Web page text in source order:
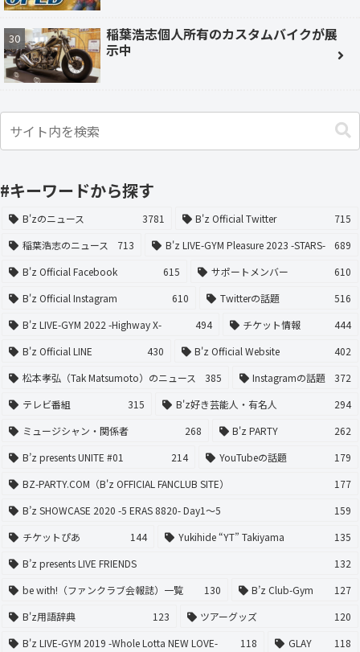
稲葉浩志個人所有のカスタムバイクが展
示中
#キーワードから探す
B'zのニュース 3781 B'z Official Twitter
715
稲葉浩志のニュース
713 B'z LIVE-GYM Pleasure 2023 -STARS-
689
B'z Official Facebook
615 サポートメンバー
610
B'z Official Instagram
610 Twitterの話題
516
B'z LIVE-GYM 2022 -Highway X-
494 チケット情報
444
B'z Official LINE
430 B'z Official Website
402
松本孝弘（Tak Matsumoto）のニュース
385 Instagramの話題
372
テレビ番組
315 B'z好き芸能人・有名人
294
ミュージシャン・関係者
268 B'z PARTY
262
B’z presents UNITE #01
214 YouTubeの話題
179
BZ-PARTY.COM（B'z OFFICIAL FANCLUB SITE）
177
B’z SHOWCASE 2020 -5 ERAS 8820- Day1〜5
159
チケットぴあ
144 Yukihide “YT” Takiyama
135
B’z presents LIVE FRIENDS
132
be with!（ファンクラブ会報誌）一覧
130 B’z Club-Gym
127
B'z用語辞典
123 ツアーグッズ
120
B'z LIVE-GYM 2019 -Whole Lotta NEW LOVE-
118 GLAY
118